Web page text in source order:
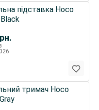
підставка Hoco
тримач Hoco